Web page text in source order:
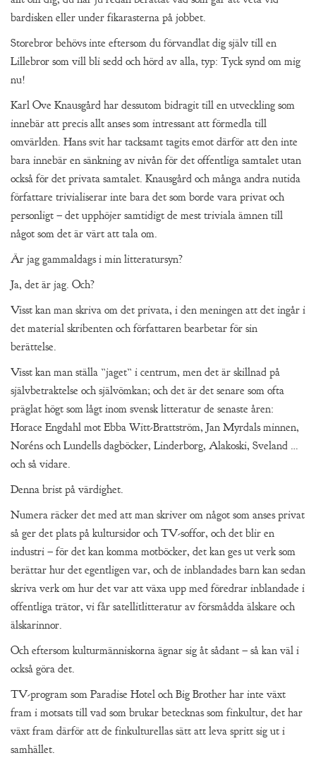
bardisken eller under fikarasterna på jobbet.
Storebror behövs inte eftersom du förvandlat dig själv till en
Lillebror som vill bli sedd och hörd av alla, typ: Tyck synd om mig
nu!
Karl Ove Knausgård har dessutom bidragit till en utveckling som
innebär att precis allt anses som intressant att förmedla till
omvärlden. Hans svit har tacksamt tagits emot därför att den inte
bara innebär en sänkning av nivån för det offentliga samtalet utan
också för det privata samtalet. Knausgård och många andra nutida
författare trivialiserar inte bara det som borde vara privat och
personligt – det upphöjer samtidigt de mest triviala ämnen till
något som det är värt att tala om.
Är jag gammaldags i min litteratursyn?
Ja, det är jag. Och?
Visst kan man skriva om det privata, i den meningen att det ingår i
det material skribenten och författaren bearbetar för sin
berättelse.
Visst kan man ställa ”jaget” i centrum, men det är skillnad på
självbetraktelse och självömkan; och det är det senare som ofta
präglat högt som lågt inom svensk litteratur de senaste åren:
Horace Engdahl mot Ebba Witt-Brattström, Jan Myrdals minnen,
Noréns och Lundells dagböcker, Linderborg, Alakoski, Sveland …
och så vidare.
Denna brist på värdighet.
Numera räcker det med att man skriver om något som anses privat
så ger det plats på kultursidor och TV-soffor, och det blir en
industri – för det kan komma motböcker, det kan ges ut verk som
berättar hur det egentligen var, och de inblandades barn kan sedan
skriva verk om hur det var att växa upp med föredrar inblandade i
offentliga trätor, vi får satellitlitteratur av försmådda älskare och
älskarinnor.
Och eftersom kulturmänniskorna ägnar sig åt sådant – så kan väl i
också göra det.
TV-program som Paradise Hotel och Big Brother har inte växt
fram i motsats till vad som brukar betecknas som finkultur, det har
växt fram därför att de finkulturellas sätt att leva spritt sig ut i
samhället.